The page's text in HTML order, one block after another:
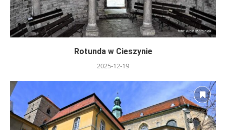
Rotunda w Cieszynie
2025-12-19